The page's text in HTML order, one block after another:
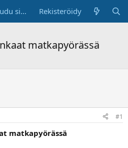
Kirjaudu sisään Rekisteröidy
matkapyörässä
#1
matkapyörässä